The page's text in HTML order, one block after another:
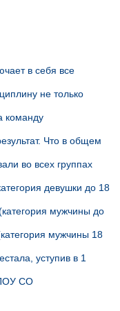
в себя все
не только
команду
Что в общем
во всех группах
девушки до 18
мужчины до
мужчины 18
уступив в 1
СО